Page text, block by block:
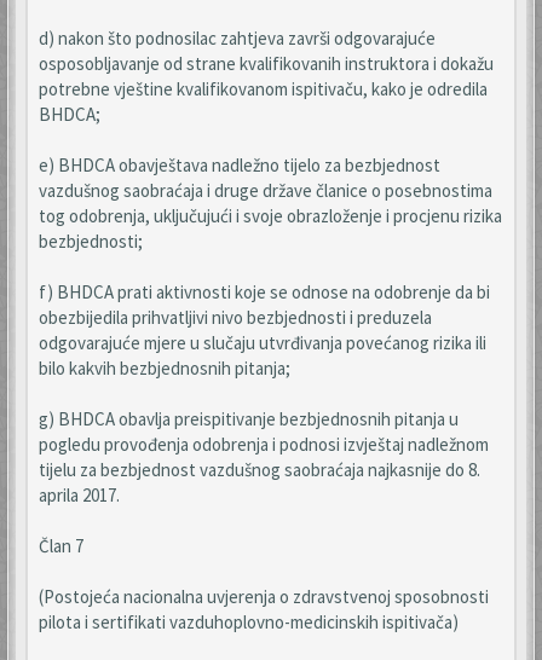
d) nakon što podnosilac zahtjeva završi odgovarajuće
osposobljavanje od strane kvalifikovanih instruktora i dokažu
potrebne vještine kvalifikovanom ispitivaču, kako je odredila
BHDCA;
e) BHDCA obavještava nadležno tijelo za bezbjednost
vazdušnog saobraćaja i druge države članice o posebnostima
tog odobrenja, uključujući i svoje obrazloženje i procjenu rizika
bezbjednosti;
f) BHDCA prati aktivnosti koje se odnose na odobrenje da bi
obezbijedila prihvatljivi nivo bezbjednosti i preduzela
odgovarajuće mjere u slučaju utvrđivanja povećanog rizika ili
bilo kakvih bezbjednosnih pitanja;
g) BHDCA obavlja preispitivanje bezbjednosnih pitanja u
pogledu provođenja odobrenja i podnosi izvještaj nadležnom
tijelu za bezbjednost vazdušnog saobraćaja najkasnije do 8.
aprila 2017.
Član 7
(Postojeća nacionalna uvjerenja o zdravstvenoj sposobnosti
pilota i sertifikati vazduhoplovno-medicinskih ispitivača)